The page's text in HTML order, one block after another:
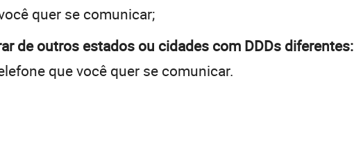
quer se comunicar;
de outros estados ou cidades com DDDs diferentes:
que você quer se comunicar.